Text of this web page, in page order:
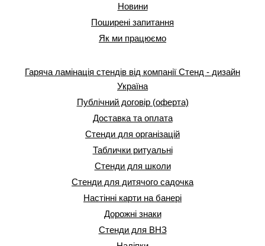
Новини
Поширені запитання
Як ми працюємо
Гаряча ламінація стендів від компанії Стенд - дизайн
Україна
Публічний договір (оферта)
Доставка та оплата
Стенди для організацій
Таблички ритуальні
Стенди для школи
Стенди для дитячого садочка
Настінні карти на банері
Дорожні знаки
Стенди для ВНЗ